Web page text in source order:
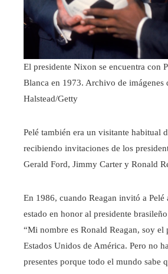
El presidente Nixon se encuentra con
Blanca en 1973. Archivo de imágenes
Halstead/Getty
Pelé también era un visitante habitual
recibiendo invitaciones de los
Gerald Ford, Jimmy Carter y Ronald
En 1986, cuando Reagan invitó a Pelé
estado en honor al presidente
“Mi nombre es Ronald Reagan, soy el
Estados Unidos de América. Pero no
presentes porque todo el mundo sabe